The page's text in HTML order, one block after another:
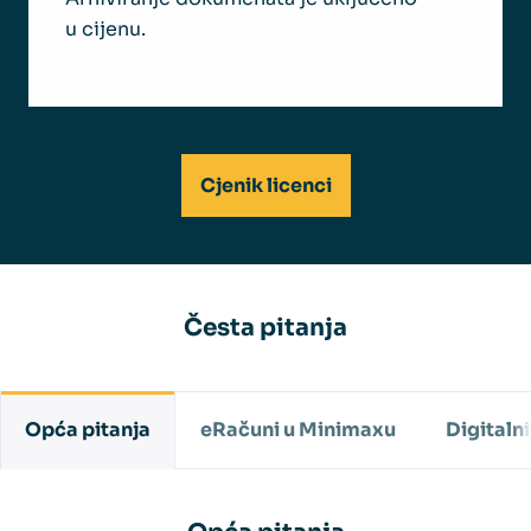
u cijenu.
Cjenik licenci
Česta pitanja
Opća pitanja eRačuni u Minimaxu